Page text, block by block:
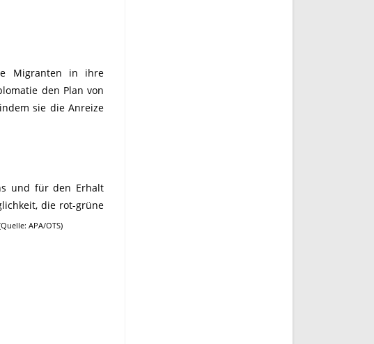
Migranten in ihre
den Plan von
sie die Anreize
und für den Erhalt
die rot-grüne
APA/OTS)